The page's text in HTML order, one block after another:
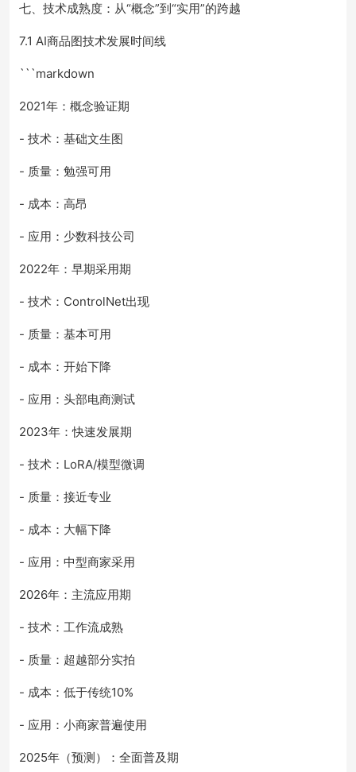
七、技术成熟度：从“概念”到“实用”的跨越
7.1 AI商品图技术发展时间线
```markdown
2021年：概念验证期
- 技术：基础文生图
- 质量：勉强可用
- 成本：高昂
- 应用：少数科技公司
2022年：早期采用期
- 技术：ControlNet出现
- 质量：基本可用
- 成本：开始下降
- 应用：头部电商测试
2023年：快速发展期
- 技术：LoRA/模型微调
- 质量：接近专业
- 成本：大幅下降
- 应用：中型商家采用
2026年：主流应用期
- 技术：工作流成熟
- 质量：超越部分实拍
- 成本：低于传统10%
- 应用：小商家普遍使用
2025年（预测）：全面普及期